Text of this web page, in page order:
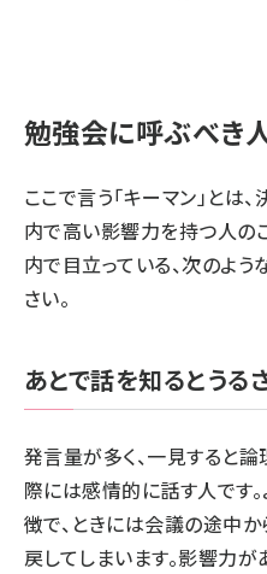
勉強会に呼ぶべき
ここで言う「キーマン」とは
内で高い影響力を持つ人の
内で目立っている、次のよ
さい。
あとで話を知るとうる
発言量が多く、一見すると論
際には感情的に話す人です。
徴で、ときには会議の途中
戻してしまいます。影響力